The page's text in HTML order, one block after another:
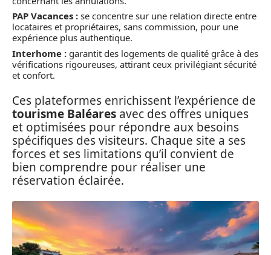
PAP Vacances : se concentre sur une relation directe entre
locataires et propriétaires, sans commission, pour une
expérience plus authentique.
Interhome : garantit des logements de qualité grâce à des
vérifications rigoureuses, attirant ceux privilégiant sécurité
et confort.
Ces plateformes enrichissent l’expérience de
tourisme Baléares avec des offres uniques
et optimisées pour répondre aux besoins
spécifiques des visiteurs. Chaque site a ses
forces et ses limitations qu’il convient de
bien comprendre pour réaliser une
réservation éclairée.